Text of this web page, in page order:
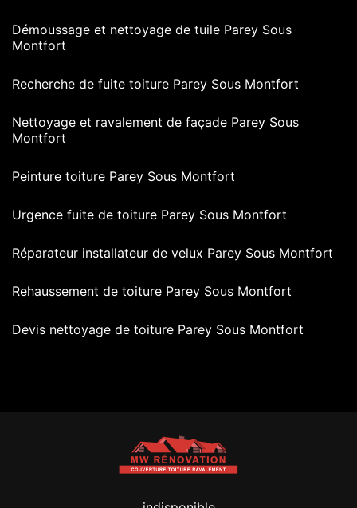
Démoussage et nettoyage de tuile Parey Sous
Montfort
Recherche de fuite toiture Parey Sous Montfort
Nettoyage et ravalement de façade Parey Sous
Montfort
Peinture toiture Parey Sous Montfort
Urgence fuite de toiture Parey Sous Montfort
Réparateur installateur de velux Parey Sous Montfort
Rehaussement de toiture Parey Sous Montfort
Devis nettoyage de toiture Parey Sous Montfort